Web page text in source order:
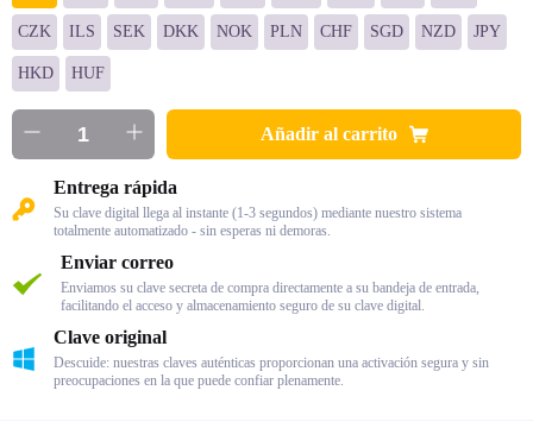
CZK ILS SEK DKK NOK PLN CHF SGD NZD JPY
HKD HUF
Añadir al carrito
Entrega rápida
Su clave digital llega al instante (1-3 segundos) mediante nuestro sistema
totalmente automatizado - sin esperas ni demoras.
Enviar correo
Enviamos su clave secreta de compra directamente a su bandeja de entrada,
facilitando el acceso y almacenamiento seguro de su clave digital.
Clave original
Descuide: nuestras claves auténticas proporcionan una activación segura y sin
preocupaciones en la que puede confiar plenamente.